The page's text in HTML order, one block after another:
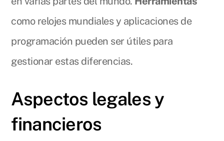
como relojes mundiales y aplicaciones de
programación pueden ser útiles para
gestionar estas diferencias.
Aspectos legales y
financieros